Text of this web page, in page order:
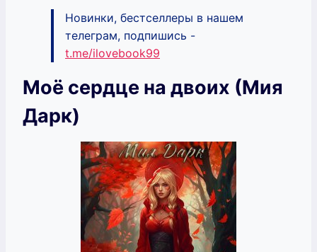
Новинки, бестселлеры в нашем
телеграм, подпишись -
t.me/ilovebook99
Моё сердце на двоих (Мия
Дарк)